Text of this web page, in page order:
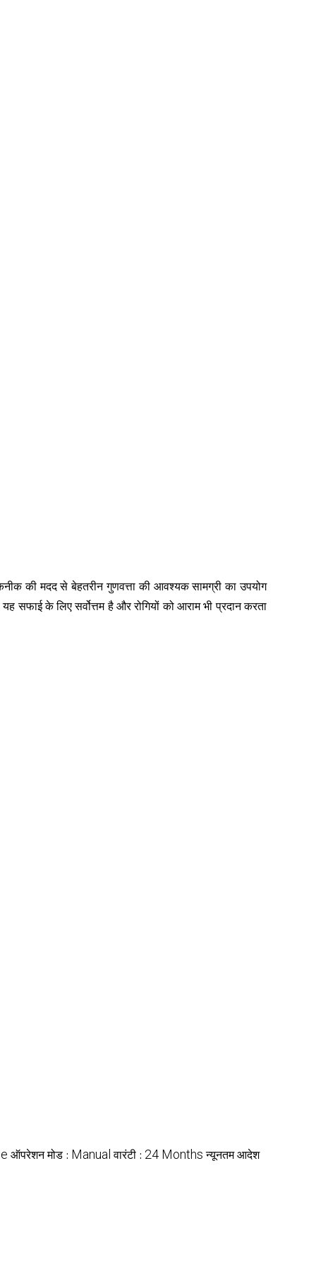
की मदद से बेहतरीन गुणवत्ता की आवश्यक सामग्री का उपयोग
यह सफाई के लिए सर्वोत्तम है और रोगियों को आराम भी प्रदान करता
ऑपरेशन मोड : Manual वारंटी : 24 Months न्यूनतम आदेश